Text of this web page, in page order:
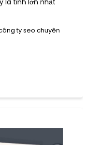
ty seo chuyên